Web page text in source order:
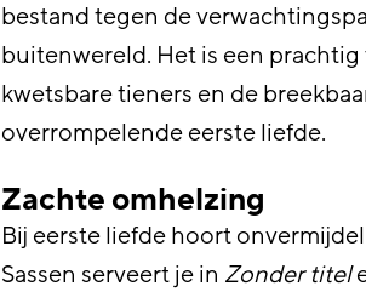
bestand tegen de
buitenwereld. Het is een
kwetsbare tieners en de
overrompelende eerste liefde.
Zachte omhelzing
Bij eerste liefde hoort
Sassen serveert je in Zonder titel